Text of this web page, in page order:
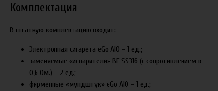
Комплектация
В штатную комплектацию входит:
Электронная сигарета eGo AIO – 1 ед.;
заменяемые «испарители» BF SS316 (с сопротивлением в
0,6 Ом.) – 2 ед.;
фирменные «мундштук» eGo AIO – 1 ед.;